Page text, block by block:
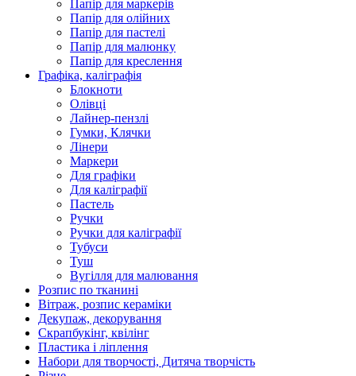
Папір для маркерів
Папір для олійних
Папір для пастелі
Папір для малюнку
Папір для креслення
Графіка, каліграфія
Блокноти
Олівці
Лайнер-пензлі
Гумки, Клячки
Лінери
Маркери
Для графіки
Для каліграфії
Пастель
Ручки
Ручки для каліграфії
Тубуси
Туш
Вугілля для малювання
Розпис по тканині
Вітраж, розпис кераміки
Декупаж, декорування
Скрапбукінг, квілінг
Пластика і ліплення
Набори для творчості, Дитяча творчість